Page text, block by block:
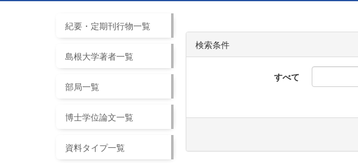
紀要・定期刊行物一覧
島根大学著者一覧
部局一覧
博士学位論文一覧
資料タイプ一覧
検索条件
すべて